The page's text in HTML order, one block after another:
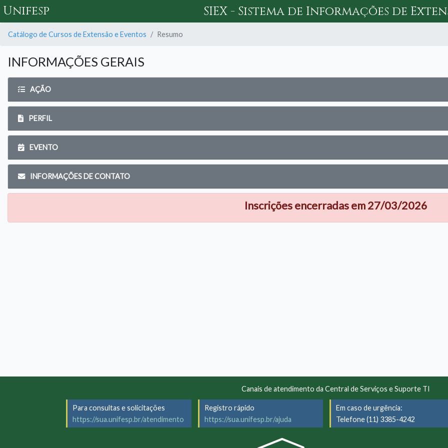
Unifesp SIEX - Sistema de Informações de
Catálogo de Cursos de Extensão e Eventos Resumo
INFORMAÇÕES GERAIS
AÇÃO
PERFIL
EVENTO
INFORMAÇÕES DE CONTATO
Inscrições encerradas em 27/03/2026
Canais de atendimento da Central de Serviços e Suporte TI
Para consultas e solicitações
https://sua.unifesp.br/atendimento
Registro rápido
https://sua.unifesp.br/ajuda
Em caso de urgência:
Telefone (11) 3385-4242